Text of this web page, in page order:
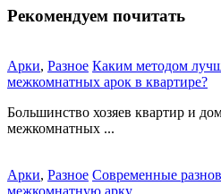
Рекомендуем почитать
Арки, Разное Каким методом
межкомнатных арок в квартире?
Большинство хозяев квартир и
межкомнатных ...
Арки, Разное Современные